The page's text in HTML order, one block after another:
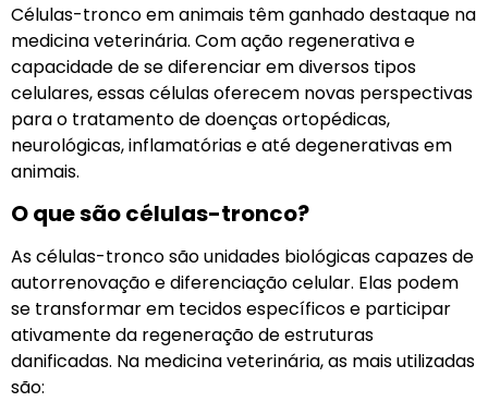
Células-tronco em animais têm ganhado destaque na
medicina veterinária. Com ação regenerativa e
capacidade de se diferenciar em diversos tipos
celulares, essas células oferecem novas perspectivas
para o tratamento de doenças ortopédicas,
neurológicas, inflamatórias e até degenerativas em
animais.
O que são células-tronco?
As células-tronco são unidades biológicas capazes de
autorrenovação e diferenciação celular. Elas podem
se transformar em tecidos específicos e participar
ativamente da regeneração de estruturas
danificadas. Na medicina veterinária, as mais utilizadas
são: